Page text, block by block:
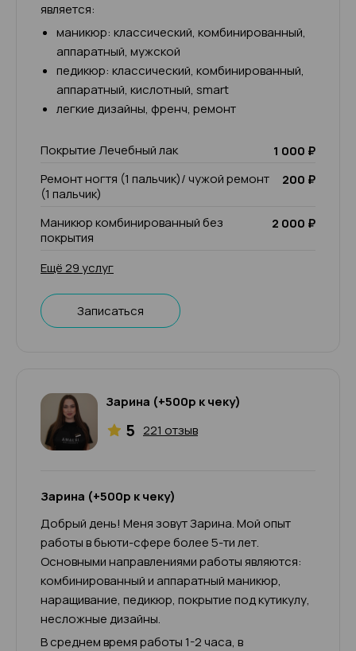
является:
маникюр: классический, комбинированный,
аппаратный, мужской
педикюр: классический, комбинированный,
аппаратный, кислотный, smart
легкие дизайны, френч, ремонт
Покрытие Лечебный лак
1 000 ₽
Ремонт ногтя (1 пальчик)/ чужой ремонт
(1 пальчик)
200 ₽
Маникюр комбинированный без
покрытия
2 000 ₽
Ещё 29 услуг
Записаться
Зарина (+500р к чеку)
5 221 отзыв
Зарина (+500р к чеку)
Добрый день! Меня зовут Зарина. Мой опыт
работы в бьюти-сфере более 5-ти лет.
Основными направлениями работы являются:
комбинированный и аппаратный маникюр,
наращивание, педикюр, покрытие под кутикулу,
несложные дизайны.
В среднем время работы 1-2 часа, в